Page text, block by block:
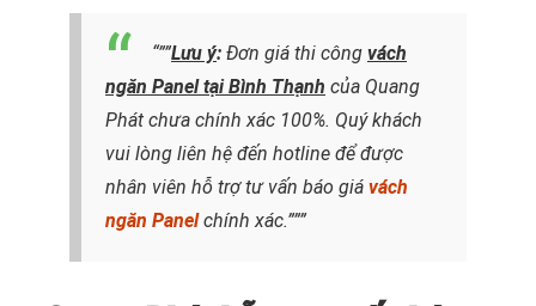
“””Lưu ý: Đơn giá thi công vách
ngăn Panel tại Bình Thạnh của Quang
Phát chưa chính xác 100%. Quý khách
vui lòng liên hệ đến hotline để được
nhân viên hỗ trợ tư vấn báo giá vách
ngăn Panelchính xác.”””